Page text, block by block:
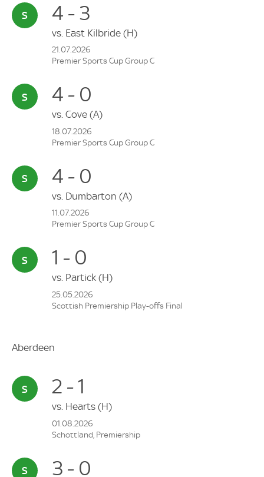
4 - 3
vs. East Kilbride (H)
21.07.2026
Premier Sports Cup Group C
4 - 0
vs. Cove (A)
18.07.2026
Premier Sports Cup Group C
4 - 0
vs. Dumbarton (A)
11.07.2026
Premier Sports Cup Group C
1 - 0
vs. Partick (H)
25.05.2026
Scottish Premiership Play-offs Final
Aberdeen
2 - 1
vs. Hearts (H)
01.08.2026
Schottland, Premiership
3 - 0